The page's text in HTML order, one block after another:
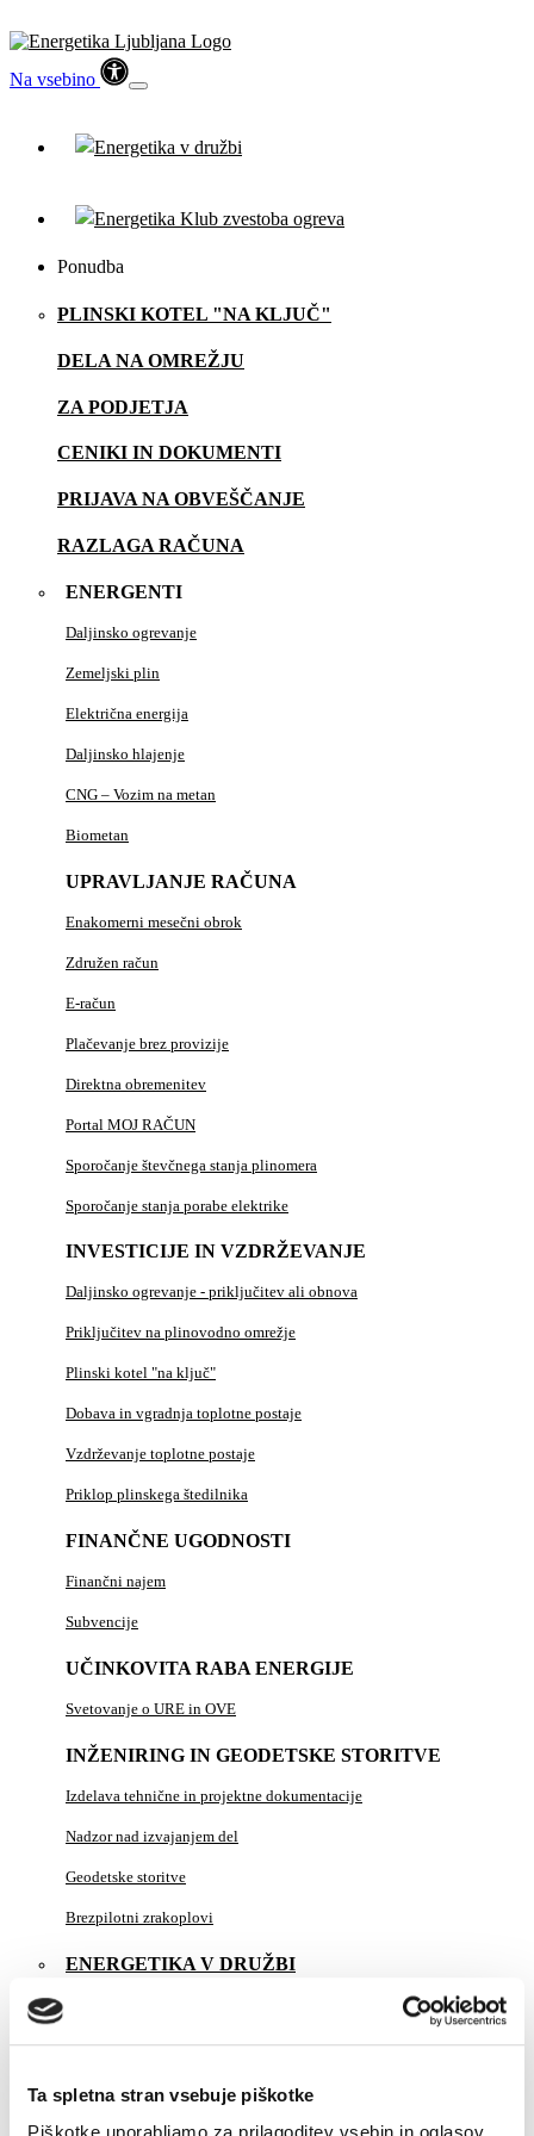
Ta spletna stran vsebuje piškotke
Na vsebino
Ponudba
PLINSKI KOTEL "NA KLJUČ"
DELA NA OMREŽJU
ZA PODJETJA
CENIKI IN DOKUMENTI
PRIJAVA NA OBVEŠČANJE
RAZLAGA RAČUNA
ENERGENTI
Daljinsko ogrevanje
Zemeljski plin
Električna energija
Daljinsko hlajenje
CNG – Vozim na metan
Biometan
UPRAVLJANJE RAČUNA
Enakomerni mesečni obrok
Združen račun
E-račun
Plačevanje brez provizije
Direktna obremenitev
Portal MOJ RAČUN
Sporočanje števčnega stanja plinomera
Sporočanje stanja porabe elektrike
INVESTICIJE IN VZDRŽEVANJE
Daljinsko ogrevanje - priključitev ali obnova
Priključitev na plinovodno omrežje
Plinski kotel "na ključ"
Dobava in vgradnja toplotne postaje
Vzdrževanje toplotne postaje
Priklop plinskega štedilnika
FINANČNE UGODNOSTI
Finančni najem
Subvencije
UČINKOVITA RABA ENERGIJE
Svetovanje o URE in OVE
INŽENIRING IN GEODETSKE STORITVE
Izdelava tehnične in projektne dokumentacije
Nadzor nad izvajanjem del
Geodetske storitve
Brezpilotni zrakoplovi
ENERGETIKA V DRUŽBI
ZA PODJETJA